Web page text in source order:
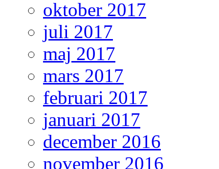
oktober 2017
juli 2017
maj 2017
mars 2017
februari 2017
januari 2017
december 2016
november 2016